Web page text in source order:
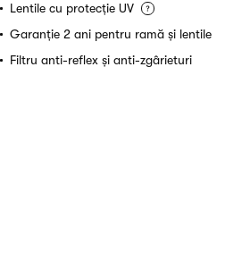
Lentile cu protecție UV
Garanție 2 ani pentru ramă și lentile
Filtru anti-reflex și anti-zgârieturi